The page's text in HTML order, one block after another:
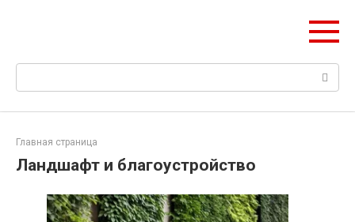
Поиск:
Главная страница
Ландшафт и благоустройство